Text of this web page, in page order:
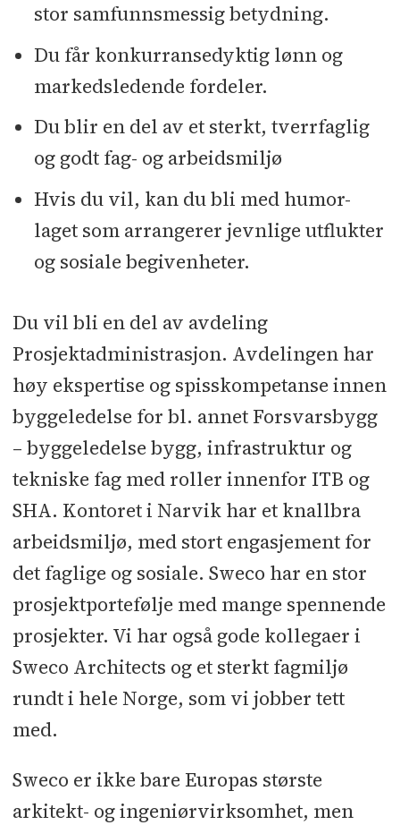
stor samfunnsmessig betydning.
Du får konkurransedyktig lønn og
markedsledende fordeler.
Du blir en del av et sterkt, tverrfaglig
og godt fag- og arbeidsmiljø
Hvis du vil, kan du bli med humor-
laget som arrangerer jevnlige utflukter
og sosiale begivenheter.
Du vil bli en del av avdeling
Prosjektadministrasjon. Avdelingen har
høy ekspertise og spisskompetanse innen
byggeledelse for bl. annet Forsvarsbygg
– byggeledelse bygg, infrastruktur og
tekniske fag med roller innenfor ITB og
SHA. Kontoret i Narvik har et knallbra
arbeidsmiljø, med stort engasjement for
det faglige og sosiale. Sweco har en stor
prosjektportefølje med mange spennende
prosjekter. Vi har også gode kollegaer i
Sweco Architects og et sterkt fagmiljø
rundt i hele Norge, som vi jobber tett
med.
Sweco er ikke bare Europas største
arkitekt- og ingeniørvirksomhet, men